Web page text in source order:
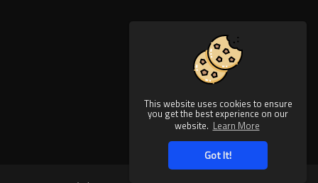
This website uses cookies to ensure
you get the best experience on our
website. Learn More
Got It!